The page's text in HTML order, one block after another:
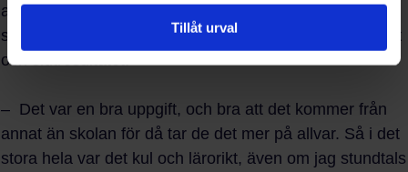
Tillåt urval
anspråk. Trots att samtliga lärare upplevde projektet
som bitvis stressande är de alla nöjda med deltagandet
och slutresultatet.
– Det var en bra uppgift, och bra att det kommer från
annat än skolan för då tar de det mer på allvar. Så i det
stora hela var det kul och lärorikt, även om jag stundtals